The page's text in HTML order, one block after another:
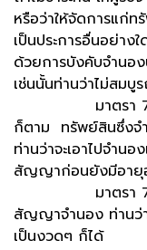
หรือว่าให้จัดการแก่ท
เป็นประการอื่นอย่า
ด้วยการบังคับจำนอ
เช่นนั้นท่านว่าไม่สมบู
มาตรา 712 แ
ก็ตาม ทรัพย์สินซึ่งจ
ท่านว่าจะเอาไปจำน
สัญญาก่อนยังมีอายุ
มาตรา 713 ถ้า
สัญญาจำนอง ท่านว่า
เป็นงวดๆ ก็ได้